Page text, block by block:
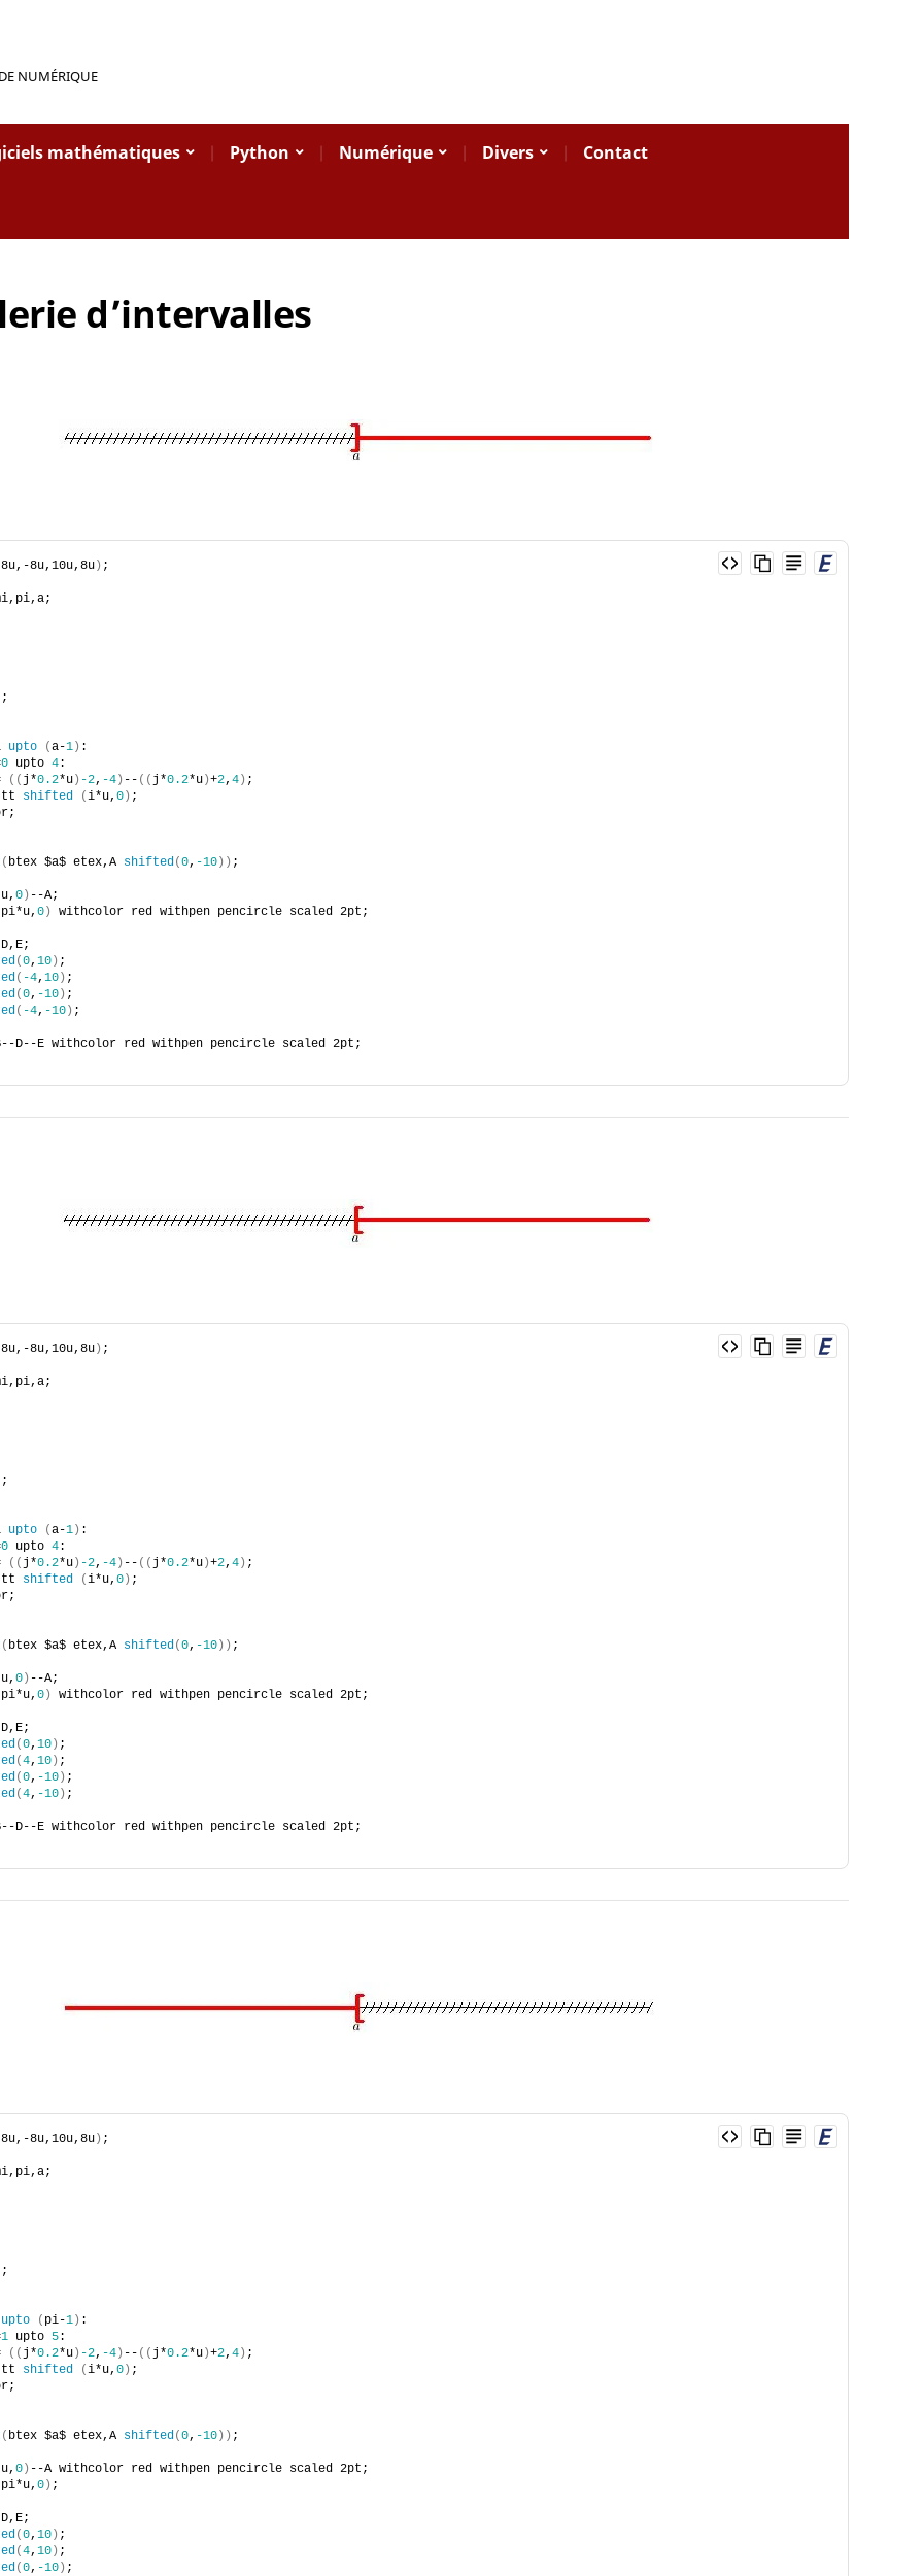
NUMÉRIQUE
mathématiques Python Numérique Divers Contact
d’intervalles
8u,10u,8u ) ;
;
upto (a-1 ) :
0 upto 4:
(( j*0.2*u ) -2, -4 ) -- (( j*0.2*u )+2, 4 ) ;
shifted (i*u, 0 ) ;
( btex $a$ etex,A shifted(0, -10 )) ;
0 ) --A;
pi*u, 0 ) withcolor red withpen pencircle scaled 2pt;
(0, 10 ) ;
( -4, 10 ) ;
(0, -10 ) ;
( -4, -10 ) ;
D--E withcolor red withpen pencircle scaled 2pt;
8u,10u,8u ) ;
;
upto (a-1 ) :
0 upto 4:
(( j*0.2*u ) -2, -4 ) -- (( j*0.2*u )+2, 4 ) ;
shifted (i*u, 0 ) ;
( btex $a$ etex,A shifted(0, -10 )) ;
0 ) --A;
pi*u, 0 ) withcolor red withpen pencircle scaled 2pt;
(0, 10 ) ;
(4, 10 ) ;
(0, -10 ) ;
(4, -10 ) ;
D--E withcolor red withpen pencircle scaled 2pt;
8u,10u,8u ) ;
;
upto ( pi-1 ) :
1 upto 5:
(( j*0.2*u ) -2, -4 ) -- (( j*0.2*u )+2, 4 ) ;
shifted (i*u, 0 ) ;
( btex $a$ etex,A shifted(0, -10 )) ;
0 ) --A withcolor red withpen pencircle scaled 2pt;
pi*u, 0 ) ;
(0, 10 ) ;
(4, 10 ) ;
(0, -10 ) ;